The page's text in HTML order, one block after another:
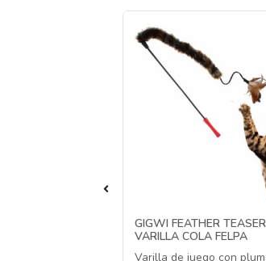
GIGWI FEATHER TEASER
VARILLA COLA FELPA
Varilla de juego con